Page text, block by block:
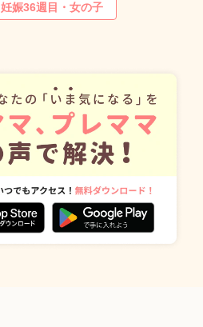
妊娠36週目・女の子